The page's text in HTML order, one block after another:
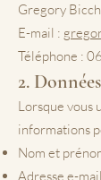
Gregory
E-mail :
Téléphone :
2.
Lorsque vous
informations
Nom et
Adresse e-